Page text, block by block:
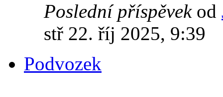
Poslední příspěvekod
stř 22. říj 2025, 9:39
Podvozek